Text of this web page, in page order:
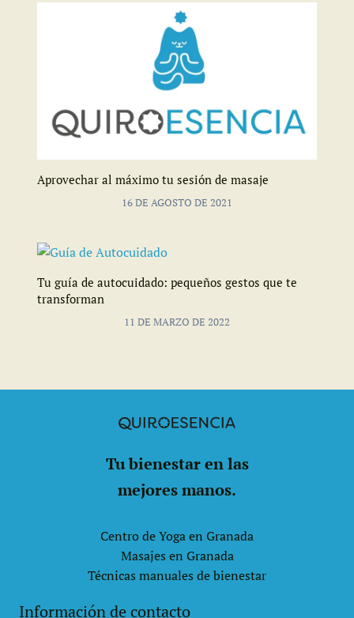
Aprovechar al máximo tu sesión de masaje
16 DE AGOSTO DE 2021
Tu guía de autocuidado: pequeños gestos que te
transforman
11 DE MARZO DE 2022
Tu bienestar en las
mejores manos.
Centro de Yoga en Granada
Masajes en Granada
Técnicas manuales de bienestar
Información de contacto